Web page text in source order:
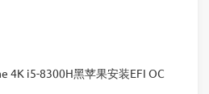
4K i5-8300H黑苹果安装EFI OC